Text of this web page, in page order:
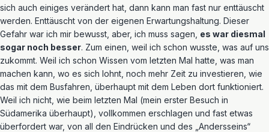
sich auch einiges verändert hat, dann kann man fast nur enttäuscht
werden. Enttäuscht von der eigenen Erwartungshaltung. Dieser
Gefahr war ich mir bewusst, aber, ich muss sagen, es war diesmal
sogar noch besser. Zum einen, weil ich schon wusste, was auf uns
zukommt. Weil ich schon Wissen vom letzten Mal hatte, was man
machen kann, wo es sich lohnt, noch mehr Zeit zu investieren, wie
das mit dem Busfahren, überhaupt mit dem Leben dort funktioniert.
Weil ich nicht, wie beim letzten Mal (mein erster Besuch in
Südamerika überhaupt), vollkommen erschlagen und fast etwas
überfordert war, von all den Eindrücken und des „Andersseins“